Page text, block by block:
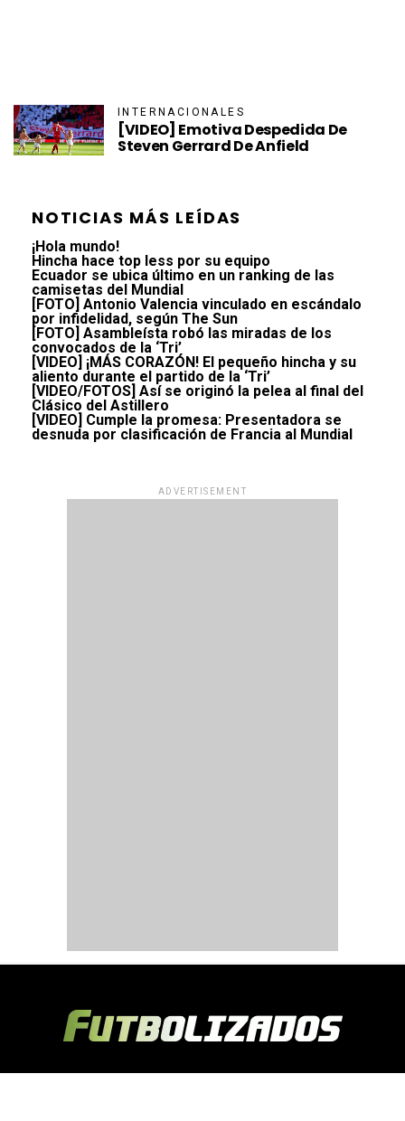
INTERNACIONALES
[VIDEO] Emotiva Despedida De
Steven Gerrard De Anfield
NOTICIAS MÁS LEÍDAS
¡Hola mundo!
Hincha hace top less por su equipo
Ecuador se ubica último en un ranking de las
camisetas del Mundial
[FOTO] Antonio Valencia vinculado en escándalo
por infidelidad, según The Sun
[FOTO] Asambleísta robó las miradas de los
convocados de la ‘Tri’
[VIDEO] ¡MÁS CORAZÓN! El pequeño hincha y su
aliento durante el partido de la ‘Tri’
[VIDEO/FOTOS] Así se originó la pelea al final del
Clásico del Astillero
[VIDEO] Cumple la promesa: Presentadora se
desnuda por clasificación de Francia al Mundial
ADVERTISEMENT